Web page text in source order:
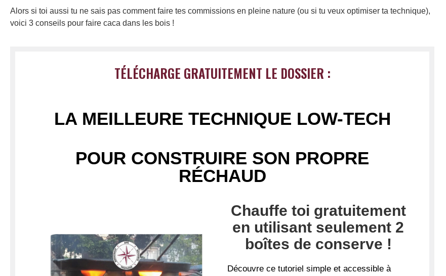
Alors si toi aussi tu ne sais pas comment faire tes commissions en pleine nature (ou si tu veux optimiser ta technique),
voici 3 conseils pour faire caca dans les bois !
TÉLÉCHARGE GRATUITEMENT LE DOSSIER :
LA MEILLEURE TECHNIQUE LOW-TECH
POUR CONSTRUIRE SON PROPRE
RÉCHAUD
Chauffe toi gratuitement
en utilisant seulement 2
boîtes de conserve !
Découvre ce tutoriel simple et accessible à